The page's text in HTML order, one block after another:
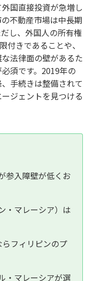
国直接投資が急増し
不動産市場は中長期
し、外国人の所有権
付きであることや、
法律面の壁があるた
須です。2019年の
手続きは整備されて
ジェントを見つける
参入障壁が低くお
・マレーシア）は
フィリピンのプ
・マレーシアが選